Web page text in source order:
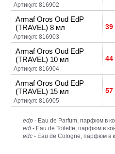
Артикул: 816902
Armaf Oros Oud EdP
(TRAVEL) 8 мл
Артикул: 816903
39
Armaf Oros Oud EdP
(TRAVEL) 10 мл
Артикул: 816904
44
Armaf Oros Oud EdP
(TRAVEL) 15 мл
Артикул: 816905
57
edp - Eau de Parfum, парфюм в
edt- Eau de Toilette, парфюм в
edc - Eau de Cologne, парфюм в